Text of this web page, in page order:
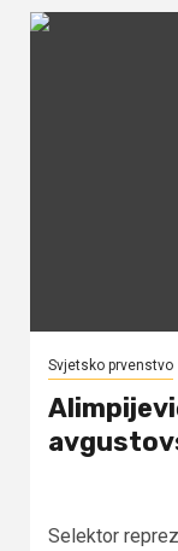
Svjetsko prvenstvo
Selektor